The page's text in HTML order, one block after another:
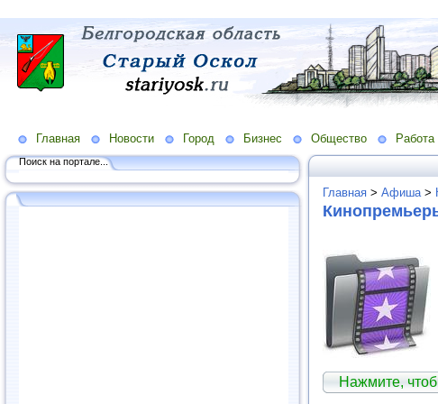
Главная Новости Город Бизнес Общество Работа
Поиск на портале...
Главная > Афиша >
Нажмите,